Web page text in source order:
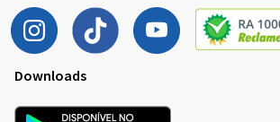
Downloads